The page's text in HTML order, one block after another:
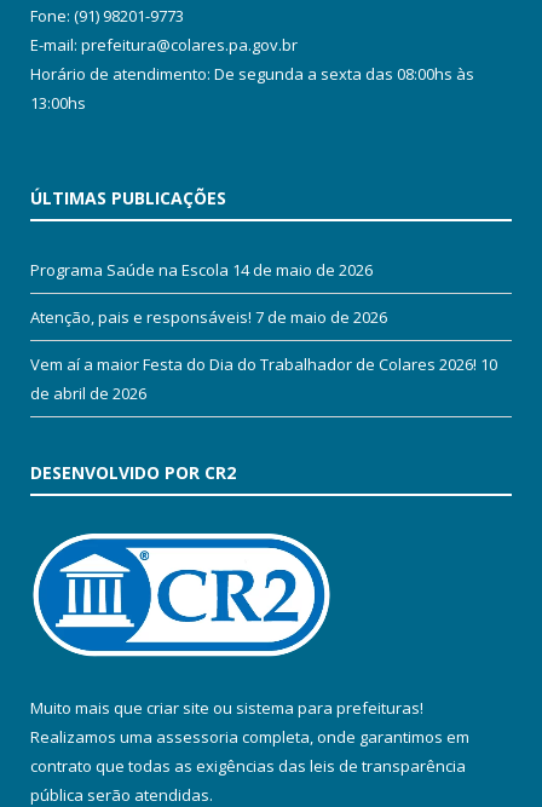
Fone: (91) 98201-9773
E-mail: prefeitura@colares.pa.gov.br
Horário de atendimento: De segunda a sexta das 08:00hs às
13:00hs
ÚLTIMAS PUBLICAÇÕES
Programa Saúde na Escola 14 de maio de 2026
Atenção, pais e responsáveis! 7 de maio de 2026
Vem aí a maior Festa do Dia do Trabalhador de Colares 2026! 10
de abril de 2026
DESENVOLVIDO POR CR2
Muito mais que criar site ou sistema para prefeituras!
Realizamos uma assessoria completa, onde garantimos em
contrato que todas as exigências das leis de transparência
pública serão atendidas.